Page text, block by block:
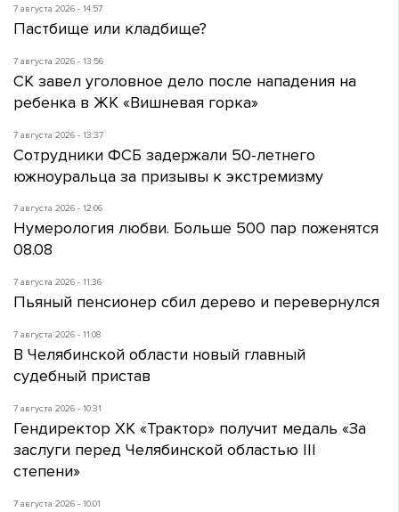
7 августа 2026 - 14:57
Пастбище или кладбище?
7 августа 2026 - 13:56
СК завел уголовное дело после нападения на
ребенка в ЖК «Вишневая горка»
7 августа 2026 - 13:37
Сотрудники ФСБ задержали 50-летнего
южноуральца за призывы к экстремизму
7 августа 2026 - 12:06
Нумерология любви. Больше 500 пар поженятся
08.08
7 августа 2026 - 11:36
Пьяный пенсионер сбил дерево и перевернулся
7 августа 2026 - 11:08
В Челябинской области новый главный
судебный пристав
7 августа 2026 - 10:31
Гендиректор ХК «Трактор» получит медаль «За
заслуги перед Челябинской областью III
степени»
7 августа 2026 - 10:01